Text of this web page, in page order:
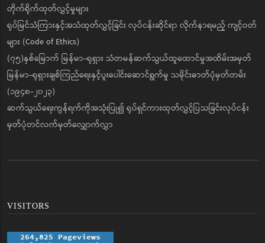
တိုက်ရိုက်ထုတ်လွှင့်မှုများ
ရုပ်မြင်သံကြားနှင့်အသံထုတ်လွှင့်ခြင်း လုပ်ငန်းဆိုင်ရာ လိုက်နာရမည့် ကျင့်ဝတ်
များ (Code of Ethics)
(၇၅)နှစ်မြောက် မြန်မာ-ရုရှား သံတမန်ဆက်သွယ်ထူထောင်မှုအထိမ်းအမှတ်
မြန်မာ-ရုရှားချစ်ကြည်ရေးနှင့်ပူးပေါင်းဆောင်ရွက်မှု သမိုင်းဓာတ်ပုံမှတ်တမ်း
(၁၉၄၈-၂၀၂၃)
ဆက်သွယ်ရေးကွန်ရက်ကိုအသုံးပြု၍ ရုပ်ရှင်ကားထုတ်လွှင့်ပြသခြင်းလုပ်ငန်း
မှတ်ပုံတင်လက်မှတ်လျှောက်လွှာ
VISITORS